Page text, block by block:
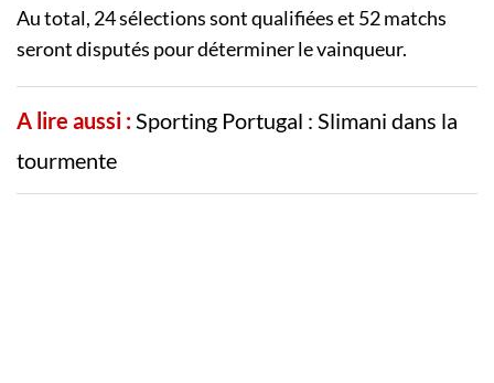
Au total, 24 sélections sont qualifiées et 52 matchs
seront disputés pour déterminer le vainqueur.
A lire aussi : Sporting Portugal : Slimani dans la
tourmente